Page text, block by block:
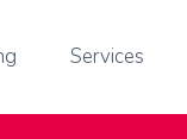
Services